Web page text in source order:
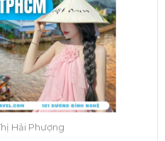
Hải Phượng